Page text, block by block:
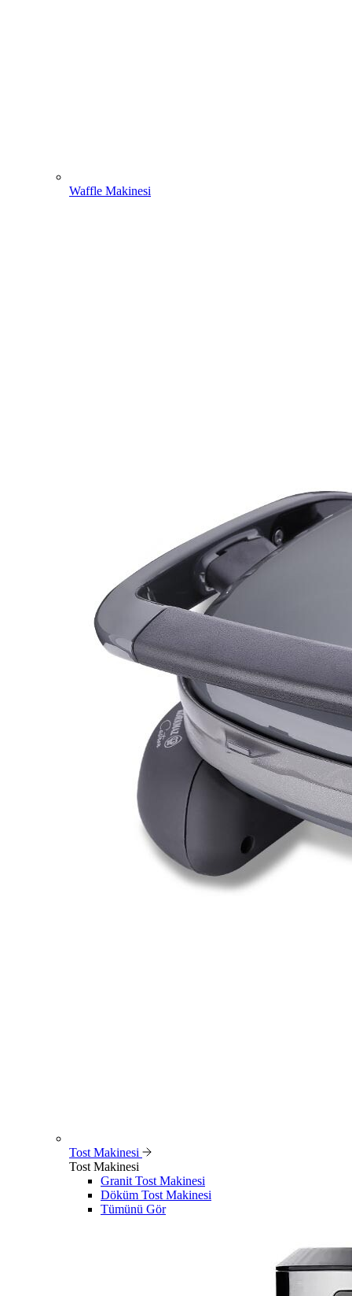
Waffle Makinesi
Tost Makinesi
Tost Makinesi
Granit Tost Makinesi
Döküm Tost Makinesi
Tümünü Gör